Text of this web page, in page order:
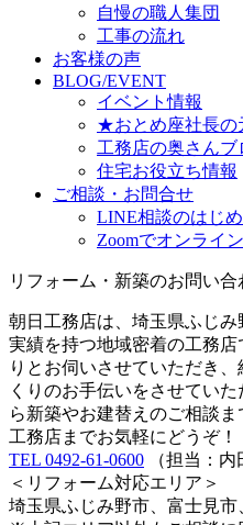
自慢の職人集団
工事の流れ
お客様の声
BLOG/EVENT
イベント情報
★おとめ座社長
工務店の奥さん
住宅お役立ち情報
ご相談・お問合せ
LINE相談のはじ
Zoomでオンライ
リフォーム・新築のお問い合
朝日工務店は、埼玉県ふじ
実績を持つ地域密着の工務
りとお伺いさせていただき
くりのお手伝いをさせてい
ら新築やお建替えのご相談
工務店までお気軽にどうぞ！
TEL 0492-61-0600 （担当：内
＜リフォーム対応エリア＞
埼玉県ふじみ野市、富士見